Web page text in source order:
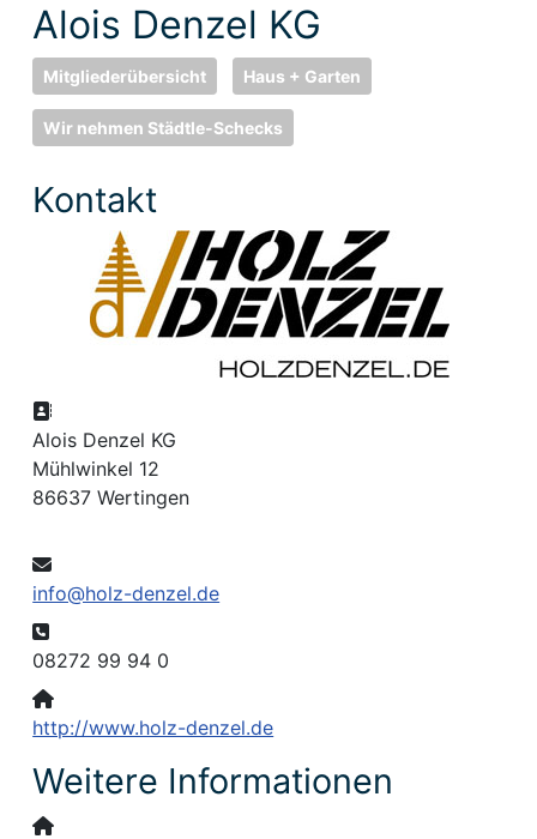
Alois Denzel KG
Mitgliederübersicht Haus + Garten
Wir nehmen Städtle-Schecks
Kontakt
Adresse:
Alois Denzel KG
Mühlwinkel 12
86637 Wertingen
E-Mail:
info@holz-denzel.de
Telefon:
08272 99 94 0
Website:
http://www.holz-denzel.de
Weitere Informationen
Weitere Informationen